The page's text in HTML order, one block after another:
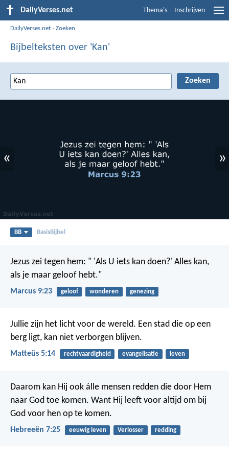
DailyVerses.net Thema's Inschrijven
DailyVerses.net ›Zoeken
Bijbelteksten over 'Kan'
« »
BB BasisBijbel
Jezus zei tegen hem: " 'Als U iets kan doen?' Alles kan,
als je maar geloof hebt."
Marcus 9:23 geloof wonderen genezing
Jullie zijn het licht voor de wereld. Een stad die op een
berg ligt, kan niet verborgen blijven.
Matteüs 5:14 rechtvaardigheid evangelisatie leven
Daarom kan Hij ook álle mensen redden die door Hem
naar God toe komen. Want Hij leeft voor altijd om bij
God voor hen op te komen.
Hebreeën 7:25 eeuwig leven Verlosser redding